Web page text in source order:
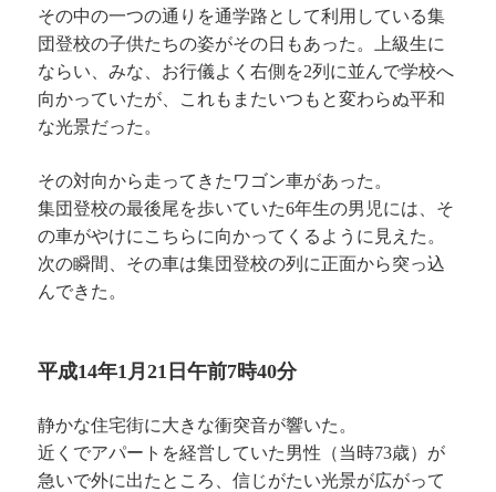
その中の一つの通りを通学路として利用している集
団登校の子供たちの姿がその日もあった。上級生に
ならい、みな、お行儀よく右側を2列に並んで学校へ
向かっていたが、これもまたいつもと変わらぬ平和
な光景だった。
その対向から走ってきたワゴン車があった。
集団登校の最後尾を歩いていた6年生の男児には、そ
の車がやけにこちらに向かってくるように見えた。
次の瞬間、その車は集団登校の列に正面から突っ込
んできた。
平成14年1月21日午前7時40分
静かな住宅街に大きな衝突音が響いた。
近くでアパートを経営していた男性（当時73歳）が
急いで外に出たところ、信じがたい光景が広がって